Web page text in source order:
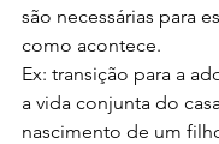
são necessárias para
como acontece.
Ex: transição para a
a vida conjunta do
nascimento de um